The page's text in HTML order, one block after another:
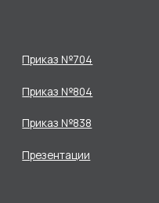
Приказ №704
Приказ №804
Приказ №838
Презентации